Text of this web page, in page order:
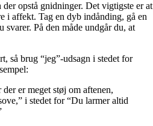
opstå gnidninger. Det vigtigste er at
i affekt. Tag en dyb indånding, gå en
På den måde undgår du, at
så brug “jeg”-udsagn i stedet for
er meget støj om aftenen,
i stedet for “Du larmer altid